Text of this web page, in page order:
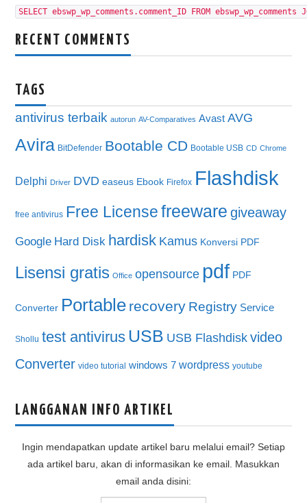
SELECT ebswp_wp_comments.comment_ID FROM
RECENT COMMENTS
TAGS
antivirus terbaik autorun AV-Comparatives Avast AVG
Avira BitDefender Bootable CD Bootable USB CD Chrome
Delphi Driver DVD easeus Ebook Firefox Flashdisk
free antivirus Free License freeware giveaway
Google Hard Disk hardisk Kamus Konversi PDF
Lisensi gratis Office opensource pdf PDF
Converter Portable recovery Registry Service
Shollu test antivirus USB USB Flashdisk video
Converter video tutorial windows 7 wordpress youtube
LANGGANAN INFO ARTIKEL
Ingin mendapatkan update artikel baru melalui email? Setiap
ada artikel baru, akan di informasikan ke email. Masukkan
email anda disini: